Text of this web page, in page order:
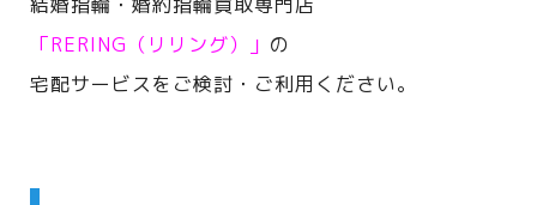
「RERING（リリング）」 の
宅配サービスをご検討・ご利用ください。